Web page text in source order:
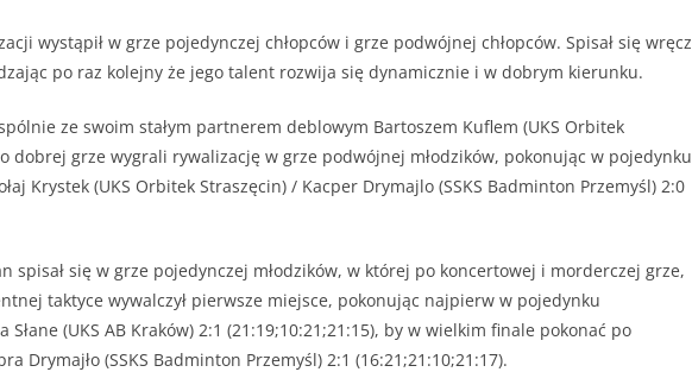
wystąpił w grze pojedynczej chłopców i grze podwójnej chłopców. Spisał się wręcz
po raz kolejny że jego talent rozwija się dynamicznie i w dobrym kierunku.
ze swoim stałym partnerem deblowym Bartoszem Kuflem (UKS Orbitek
dobrej grze wygrali rywalizację w grze podwójnej młodzików, pokonując w pojedynku
Krystek (UKS Orbitek Straszęcin) / Kacper Drymajlo (SSKS Badminton Przemyśl) 2:0
spisał się w grze pojedynczej młodzików, w której po koncertowej i morderczej grze,
taktyce wywalczył pierwsze miejsce, pokonując najpierw w pojedynku
Słane (UKS AB Kraków) 2:1 (21:19;10:21;21:15), by w wielkim finale pokonać po
Drymajło (SSKS Badminton Przemyśl) 2:1 (16:21;21:10;21:17).